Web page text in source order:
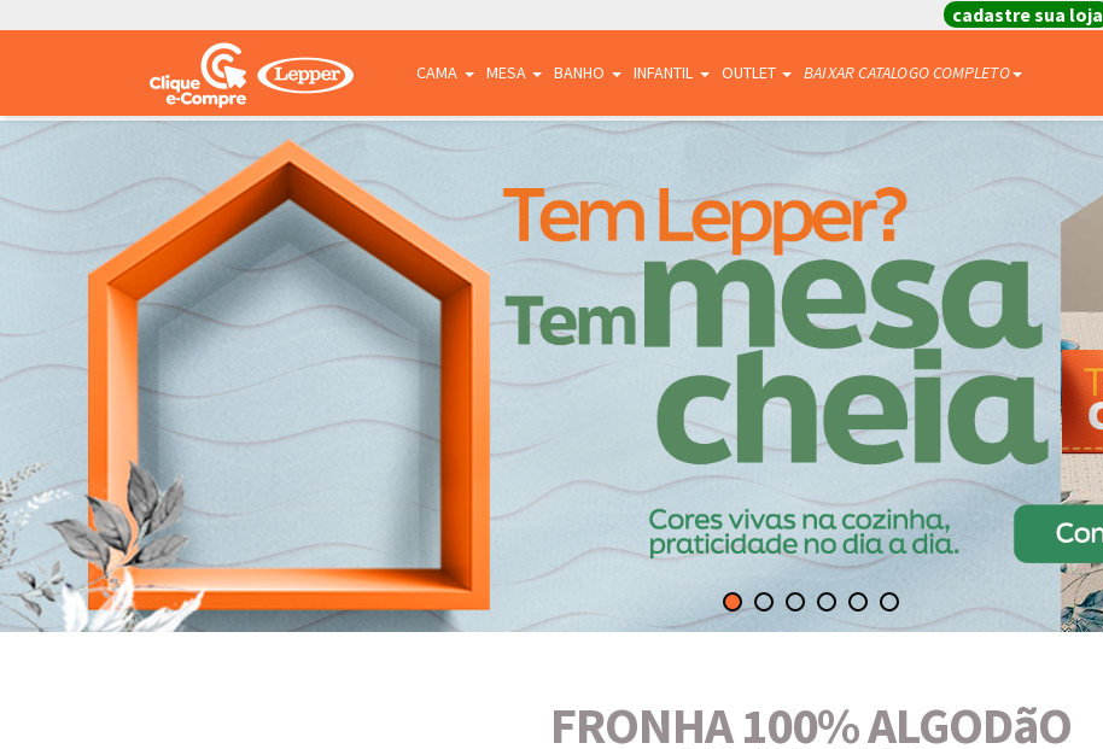
cadastre sua loja
CAMA MESA BANHO INFANTIL OUTLET BAIXAR CATALOGO COMPLETO
FRONHA 100% ALGODãO